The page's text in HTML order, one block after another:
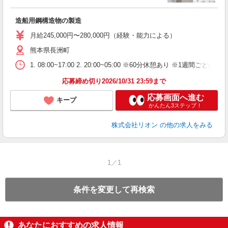
造船用鋼構造物の製造
月給245,000円〜280,000円（経験・能力による）
熊本県長洲町
1. 08:00~17:00 2. 20:00~05:00 ※60分休憩あり ※1週間ごとの2交
応募締め切り2026/10/31 23:59まで
キープ 応募画面へ進む
かんたん3ステップ！
株式会社リオン の他の求人をみる
1／1
条件を変更して再検索
あなたにおすすめの求人情報